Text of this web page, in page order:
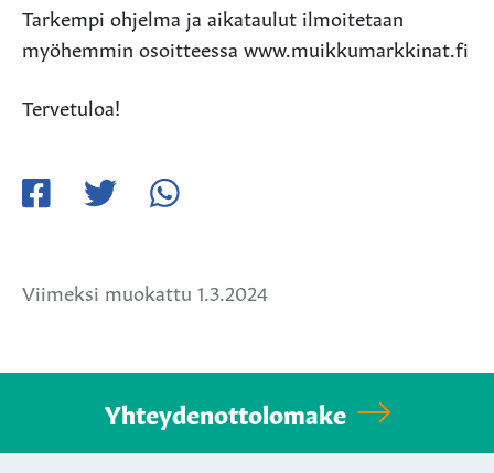
Tarkempi ohjelma ja aikataulut ilmoitetaan
myöhemmin osoitteessa www.muikkumarkkinat.fi
Tervetuloa!
Viimeksi muokattu 1.3.2024
Yhteydenottolomake